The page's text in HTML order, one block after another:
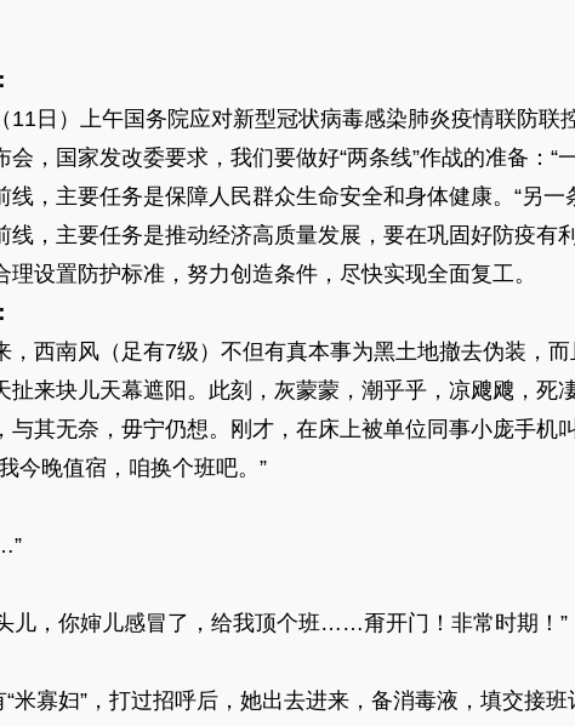
11日）上午国务院应对新型冠状病毒感染肺炎疫情联防联
会，国家发改委要求，我们要做好“两条线”作战的准备：“
线，主要任务是保障人民群众生命安全和身体健康。“另一
线，主要任务是推动经济高质量发展，要在巩固好防疫有
理设置防护标准，努力创造条件，尽快实现全面复工。
，西南风（足有7级）不但有真本事为黑土地撤去伪装，而
扯来块儿天幕遮阳。此刻，灰蒙蒙，潮乎乎，凉飕飕，
与其无奈，毋宁仍想。刚才，在床上被单位同事小庞手机叫
今晚值宿，咱换个班吧。”
儿，你婶儿感冒了，给我顶个班……甭开门！非常时期！”
米寡妇”，打过招呼后，她出去进来，备消毒液，填交接班